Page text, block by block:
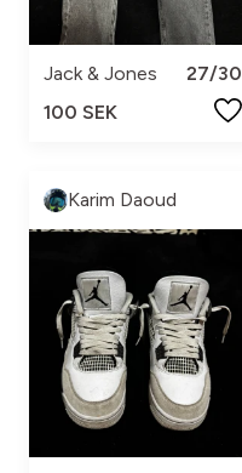
Jack & Jones
27/30
100 SEK
Karim Daoud